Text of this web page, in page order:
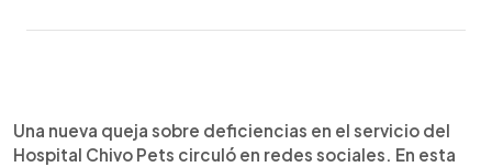
Escuchar artículo
Una nueva queja sobre deficiencias en el servicio del
Hospital Chivo Pets circuló en redes sociales. En esta